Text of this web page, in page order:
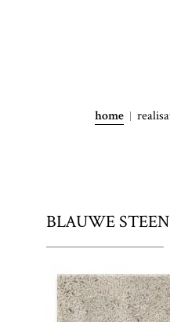
home
BLAUWE